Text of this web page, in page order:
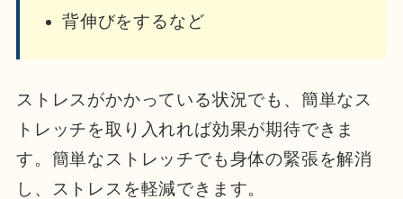
背伸びをするなど
ストレスがかかっている状況でも、簡単なス
トレッチを取り入れれば効果が期待できま
す。簡単なストレッチでも身体の緊張を解消
し、ストレスを軽減できます。